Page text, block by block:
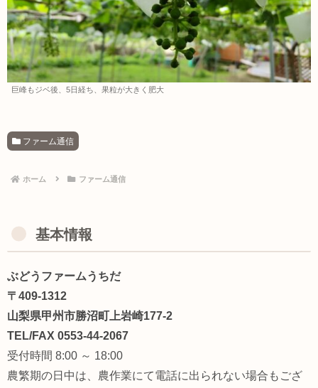
巨峰もジベ後、5日経ち、果粒が大きく肥大
ファーム通信
ホーム ファーム通信
基本情報
ぶどうファームうちだ
〒409-1312
山梨県甲州市勝沼町上岩崎177-2
TEL/FAX 0553-44-2067
受付時間 8:00 ～ 18:00
農繁期の日中は、農作業にて電話に出られない場合もござ